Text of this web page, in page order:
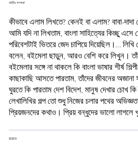
বইটির সম্পর্কে
কীভাবে এলাম লিখতে? কেনই বা এলাম? বাবা-
আমি যদি না লিখতাম, বাংলা সাহিত্যের কিচ্ছু
পরিবেশটাই ভিতরে জেদ চাপিয়ে দিয়েছিল।...
বলেন, বইমেলা ছাড়ুন, আরও বেশি করে লিখুন।
বইমেলার সঙ্গে না থাকলে কি বাংলা ভাষার শীর্ষ
কাছাকাছি আসতে পারতাম, তাঁদের জীবনের অজানা
ঘুরতে কি পারতাম দেশ বিদেশ, মানুষ দেখার চোখ
লেখালিখির গল্প তো শুধু নিজের চলার পথের
প্রিয়জনদের কথাও। প্রিয় বন্ধুদের ভালো লাগলে
ISBN